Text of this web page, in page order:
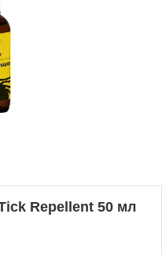
Tick Repellent 50 мл